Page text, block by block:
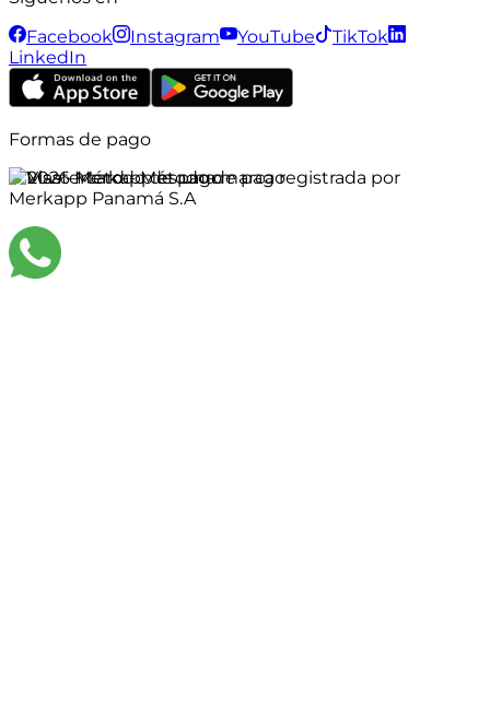
Facebook
Instagram YouTube
TikTok
LinkedIn
Formas de pago
©2026Merkapp es una marca registrada por
Merkapp Panamá S.A